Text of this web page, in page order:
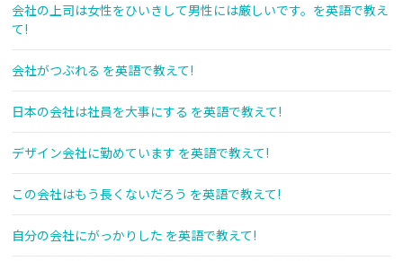
会社の上司は女性をひいきして男性には厳しいです。を英語で教え
て!
会社がつぶれる を英語で教えて!
日本の会社は社員を大事にする を英語で教えて!
デザイン会社に勤めています を英語で教えて!
この会社はもう長くないだろう を英語で教えて!
自分の会社にがっかりした を英語で教えて!